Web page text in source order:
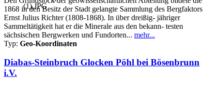
1868 in den Besitz der Stadt gelangte Sammlung des Bergfaktors
Ernst Julius Richter (1808-1868). In über dreißig- jähriger
Sammeltätigkeit hat er die Minerale aus den bekann- testen
sächsischen Bergwerken und Fundorten... mehr...
Typ: Geo-Koordinaten
Diabas-Steinbruch Glocken Pöhl bei Bösenbrunn
i.V.